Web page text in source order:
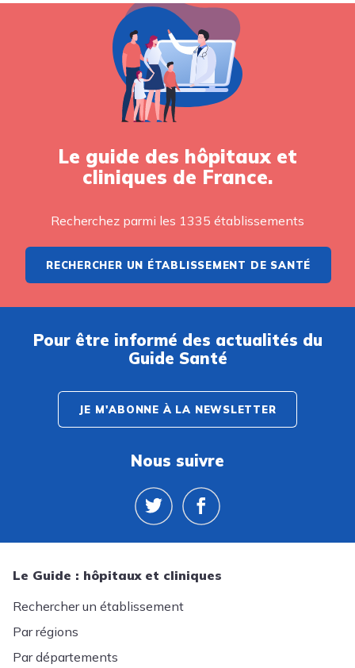
Le guide des hôpitaux et
cliniques de France.
Recherchez parmi les 1335 établissements
RECHERCHER UN ÉTABLISSEMENT DE SANTÉ
Pour être informé des actualités du
Guide Santé
JE M'ABONNE À LA NEWSLETTER
Nous suivre
Le Guide : hôpitaux et cliniques
Rechercher un établissement
Par régions
Par départements